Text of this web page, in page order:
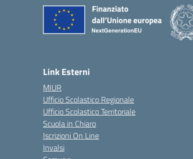
Link Esterni
MIUR
Ufficio Scolastico Regionale
Ufficio Scolastico Territoriale
Scuola in Chiaro
Iscrizioni On Line
Invalsi